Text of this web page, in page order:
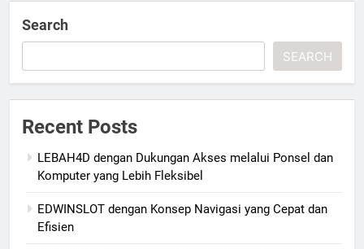
Search
SEARCH
Recent Posts
LEBAH4D dengan Dukungan Akses melalui Ponsel dan
Komputer yang Lebih Fleksibel
EDWINSLOT dengan Konsep Navigasi yang Cepat dan
Efisien